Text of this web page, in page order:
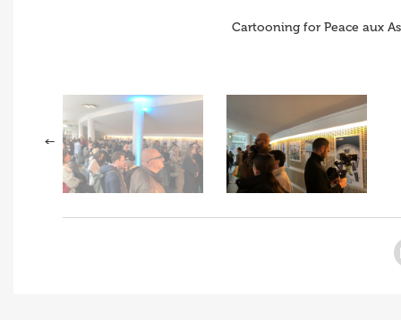
Cartooning for Peace aux